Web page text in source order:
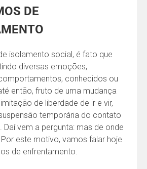
DE
isolamento social, é fato que
diversas emoções,
conhecidos ou
então, fruto de uma mudança
de liberdade de ir e vir,
temporária do contato
Daí vem a pergunta: mas de onde
este motivo, vamos falar hoje
de enfrentamento.